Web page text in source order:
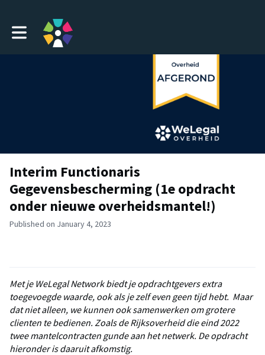
Toggle main navigation
Interim Functionaris
Gegevensbescherming (1e opdracht
onder nieuwe overheidsmantel!)
Published on January 4, 2023
Met je WeLegal Network biedt je opdrachtgevers extra
toegevoegde waarde, ook als je zelf even geen tijd hebt. Maar
dat niet alleen, we kunnen ook samenwerken om grotere
clienten te bedienen. Zoals de Rijksoverheid die eind 2022
twee mantelcontracten gunde aan het netwerk. De opdracht
hieronder is daaruit afkomstig.